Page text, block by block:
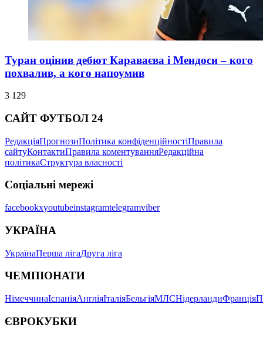
Туран оцінив дебют Караваєва і Мендоси – кого
похвалив, а кого напоумив
3 129
САЙТ ФУТБОЛ 24
РедакціяПрогнозиПолітика конфіденційностіПравила
сайтуКонтактиПравила коментуванняРедакційна
політикаСтруктура власності
Соціальні мережі
facebookxyoutubeinstagramtelegramviber
УКРАЇНА
УкраїнаПерша лігаДруга ліга
ЧЕМПІОНАТИ
НімеччинаІспаніяАнгліяІталіяБельгіяМЛСНідерландиФранція
ЄВРОКУБКИ